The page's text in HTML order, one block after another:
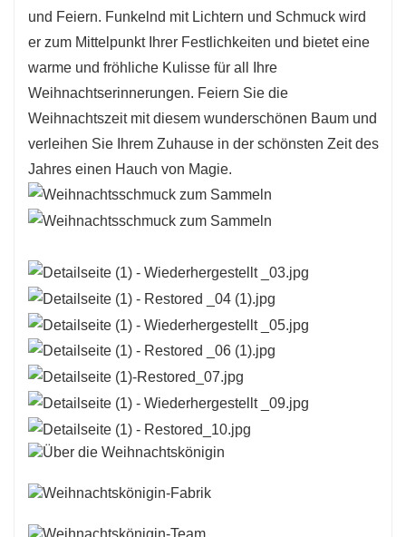
vielfältigen Dekorationen schmücken und wird
so zum wunderschönen Blickfang in jedem
Raum. Der CQ17-T024-60J lädt die ganze
Familie zum gemeinsamen Schmücken ein und
wird so zu einem wertvollen Teil Ihrer
Weihnachtstraditionen und -erinnerungen.
und Feiern. Funkelnd mit Lichtern und Schmuck wird
er zum Mittelpunkt Ihrer Festlichkeiten und bietet eine
warme und fröhliche Kulisse für all Ihre
Weihnachtserinnerungen. Feiern Sie die
Weihnachtszeit mit diesem wunderschönen Baum und
verleihen Sie Ihrem Zuhause in der schönsten Zeit des
Jahres einen Hauch von Magie.